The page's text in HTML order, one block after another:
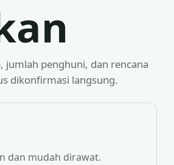
jumlah penghuni, dan rencana
dikonfirmasi langsung.
dan mudah dirawat.